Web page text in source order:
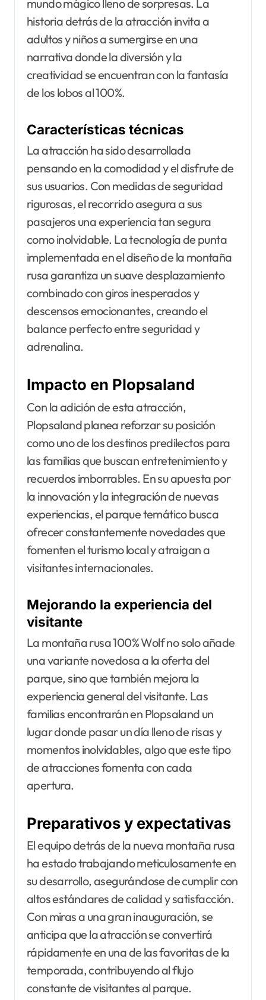
mundo mágico lleno de sorpresas. La
historia detrás de la atracción invita a
adultos y niños a sumergirse en una
narrativa donde la diversión y la
creatividad se encuentran con la fantasía
de los lobos al 100%.
Características técnicas
La atracción ha sido desarrollada
pensando en la comodidad y el disfrute de
sus usuarios. Con medidas de seguridad
rigurosas, el recorrido asegura a sus
pasajeros una experiencia tan segura
como inolvidable. La tecnología de punta
implementada en el diseño de la montaña
rusa garantiza un suave desplazamiento
combinado con giros inesperados y
descensos emocionantes, creando el
balance perfecto entre seguridad y
adrenalina.
Impacto en Plopsaland
Con la adición de esta atracción,
Plopsaland planea reforzar su posición
como uno de los destinos predilectos para
las familias que buscan entretenimiento y
recuerdos imborrables. En su apuesta por
la innovación y la integración de nuevas
experiencias, el parque temático busca
ofrecer constantemente novedades que
fomenten el turismo local y atraigan a
visitantes internacionales.
Mejorando la experiencia del
visitante
La montaña rusa 100% Wolf no solo añade
una variante novedosa a la oferta del
parque, sino que también mejora la
experiencia general del visitante. Las
familias encontrarán en Plopsaland un
lugar donde pasar un día lleno de risas y
momentos inolvidables, algo que este tipo
de atracciones fomenta con cada
apertura.
Preparativos y expectativas
El equipo detrás de la nueva montaña rusa
ha estado trabajando meticulosamente en
su desarrollo, asegurándose de cumplir con
altos estándares de calidad y satisfacción.
Con miras a una gran inauguración, se
anticipa que la atracción se convertirá
rápidamente en una de las favoritas de la
temporada, contribuyendo al flujo
constante de visitantes al parque.